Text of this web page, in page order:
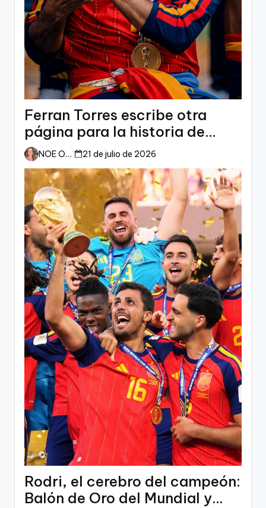
Ferran Torres escribe otra
página para la historia de
España
NOE ORTIZ 21 de julio de 2026
Rodri, el cerebro del campeón:
Balón de Oro del Mundial y